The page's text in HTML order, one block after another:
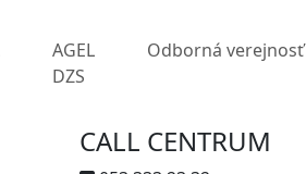
AGEL
DZS
Odborná verejnosť
CALL CENTRUM